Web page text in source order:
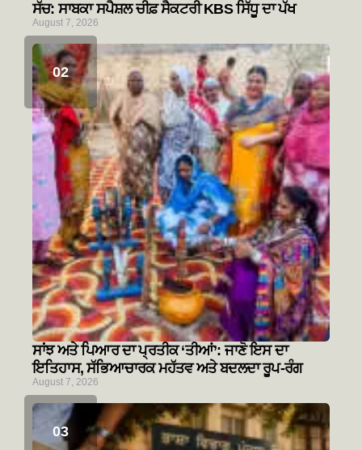
ਸੱਚ: ਸਾਬਕਾ ਸਪੈਸ਼ਲ ਚੀਫ਼ ਸੈਕਟਰੀ KBS ਸਿੱਧੂ ਦਾ ਪੱਖ
August 7, 2026
ਸਾਂਝ ਅਤੇ ਪਿਆਰ ਦਾ ਪ੍ਰਤੀਕ ‘ਤੀਆਂ’: ਜਾਣੋ ਇਸ ਦਾ
ਇਤਿਹਾਸ, ਸੱਭਿਆਚਾਰਕ ਮਹੱਤਵ ਅਤੇ ਬਦਲਦਾ ਰੂਪ-ਰੰਗ
August 7, 2026